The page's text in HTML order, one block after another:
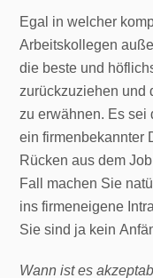
Egal in welcher
Arbeitskollegen
die beste und
zurückzuziehen und
zu erwähnen. Es sei
ein firmenbekannter
Rücken aus dem
Fall machen Sie
ins firmeneigene
Sie sind ja kein
Wann ist es